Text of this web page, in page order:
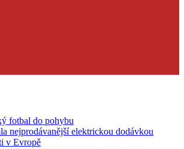
fotbal do pohybu
nejprodávanější elektrickou dodávkou
v Evropě